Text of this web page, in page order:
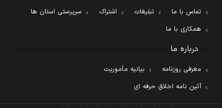
تماس با ما تبلیغات اشتراک
سرپرستی استان ها
همکاری با ما
درباره ما
معرفی روزنامه
بیانیه مأموریت
آئین نامه اخلاق حرفه ای